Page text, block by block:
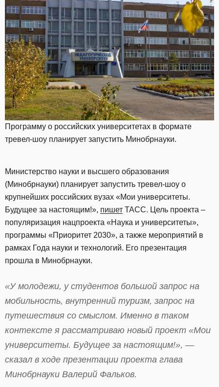
Программу о российских университетах в формате
тревел-шоу планирует запустить Минобрнауки.
Министерство науки и высшего образования
(Минобрнауки) планирует запустить тревел-шоу о
крупнейших российских вузах «Мои университеты.
Будущее за настоящим!», пишет ТАСС. Цель проекта –
популяризация нацпроекта «Наука и университеты»,
программы «Приоритет 2030», а также мероприятий в
рамках Года науки и технологий. Его презентация
прошла в Минобрнауки.
«У молодежи, у студентов большой запрос на
мобильность, внутренний туризм, запрос на
путешествия со смыслом. Именно в таком
контексте я рассматриваю новый проект «Мои
университеты. Будущее за настоящим!», —
сказал в ходе презентации проекта глава
Минобрнауки Валерий Фальков.